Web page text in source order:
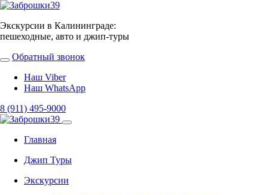
Экскурсии в Калининграде:
пешеходные, авто и джип-туры
Обратный звонок
Наш Viber
Наш WhatsApp
8 (911) 495-9000
Главная
Джип Туры
Экскурсии